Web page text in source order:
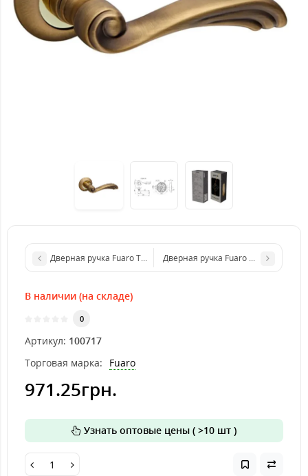
Дверная ручка Fuaro TEMPO RM AB/GP-7 Бронза/Золото
Дверная ручка Fuaro OPERA RM
В наличии (на складе)
0
Артикул: 100717
Торговая марка:
Fuaro
971.25грн.
Узнать оптовые цены ( >10 шт )